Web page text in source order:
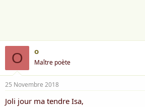
O o
Maître poète
25 Novembre 2018
Joli jour ma tendre Isa,